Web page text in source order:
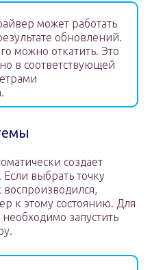
может работать
обновлений.
можно откатить. Это
в соответствующей
создает
выбрать точку
воспроизводился,
к этому состоянию. Для
запустить